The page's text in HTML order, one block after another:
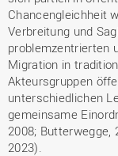
Chancengleichheit
Verbreitung und
problemzentrierten
Migration in
Akteursgruppen
unterschiedlichen
gemeinsame
2008; Butterwegge,
2023).